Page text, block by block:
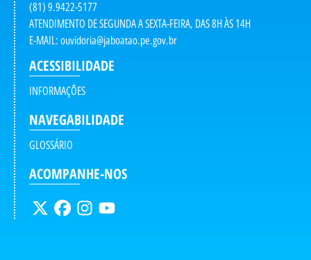
(81) 9.9422-5177
ATENDIMENTO DE SEGUNDA A SEXTA-FEIRA, DAS 8H ÀS 14H
E-MAIL: ouvidoria@jaboatao.pe.gov.br
ACESSIBILIDADE
INFORMAÇÕES
NAVEGABILIDADE
GLOSSÁRIO
ACOMPANHE-NOS